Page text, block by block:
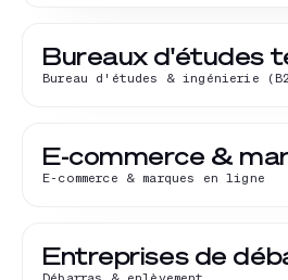
Bureaux d'études
Bureau d'études & ingénierie
E-commerce &
E-commerce & marques en ligne
Entreprises de